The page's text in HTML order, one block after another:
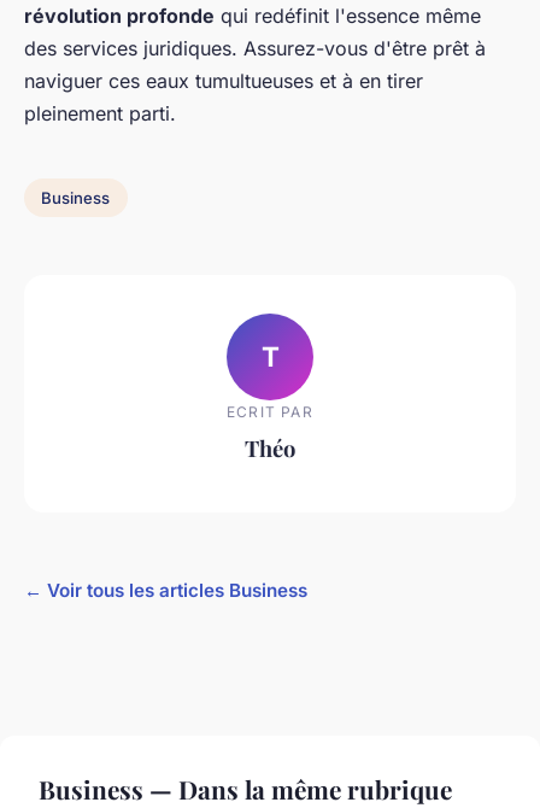
révolution profonde qui redéfinit l'essence même
des services juridiques. Assurez-vous d'être prêt à
naviguer ces eaux tumultueuses et à en tirer
pleinement parti.
Business
T
ECRIT PAR
Théo
← Voir tous les articles Business
Business — Dans la même rubrique